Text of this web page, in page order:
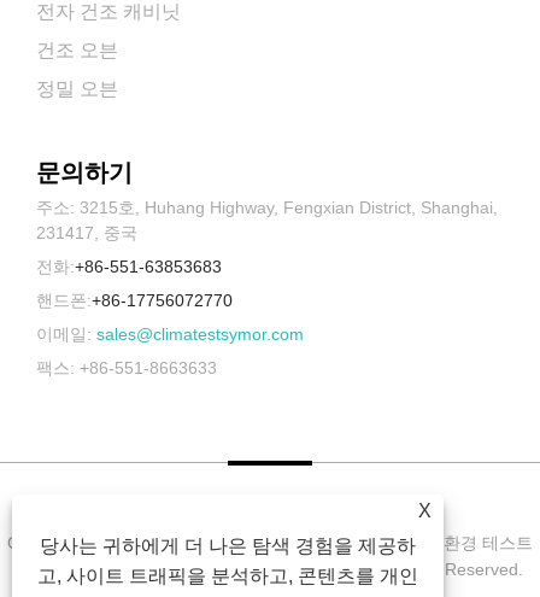
전자 건조 캐비닛
건조 오븐
정밀 오븐
문의하기
주소: 3215호, Huhang Highway, Fengxian District, Shanghai,
231417, 중국
전화:+86-551-63853683
핸드폰:+86-17756072770
이메일: sales@climatestsymor.com
팩스: +86-551-8663633
Copyright © 2022 Symor Instrument Equipment Co., Ltd. 환경 테스트
챔버, 전자 건조 캐비닛, 가속 내후 테스트 챔버 All Rights Reserved.
X
당사는 귀하에게 더 나은 탐색 경험을 제공하
고, 사이트 트래픽을 분석하고, 콘텐츠를 개인